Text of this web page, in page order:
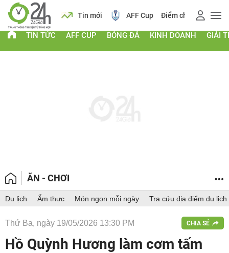
Lịch Tin mới AFF Cup Điểm chuẩn 2026
TIN TỨC AFF CUP BÓNG ĐÁ KINH DOANH GIẢI
ĂN - CHƠI
Du lịch Ẩm thực Món ngon mỗi ngày Tra cứu địa điểm du lịch
Thứ Ba, ngày 19/05/2026 13:30 PM CHIA SẺ
Hồ Quỳnh Hương làm cơm tấm